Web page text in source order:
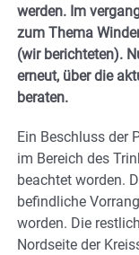
werden. Im
zum Thema
(wir berichteten).
erneut, über die
beraten.
Ein Beschluss der
im Bereich des
beachtet worden.
befindliche
worden. Die
Nordseite der